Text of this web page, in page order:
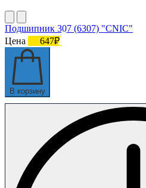
Подшипник 307 (6307) "CNIC"
Цена
647₽
В корзину